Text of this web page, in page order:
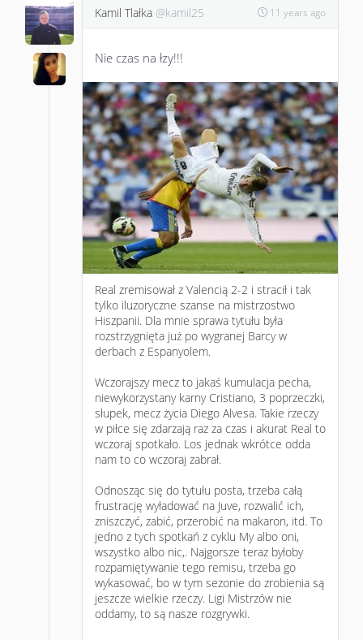
Kamil Tlałka @kamil25 11 years ago
Nie czas na łzy!!!
Real zremisował z Valencią 2-2 i stracił i tak
tylko iluzoryczne szanse na mistrzostwo
Hiszpanii. Dla mnie sprawa tytułu była
rozstrzygnięta już po wygranej Barcy w
derbach z Espanyolem.
Wczorajszy mecz to jakaś kumulacja pecha,
niewykorzystany karny Cristiano, 3 poprzeczki,
słupek, mecz życia Diego Alvesa. Takie rzeczy
w piłce się zdarzają raz za czas i akurat Real to
wczoraj spotkało. Los jednak wkrótce odda
nam to co wczoraj zabrał.
Odnosząc się do tytułu posta, trzeba całą
frustrację wyładować na Juve, rozwalić ich,
zniszczyć, zabić, przerobić na makaron, itd. To
jedno z tych spotkań z cyklu My albo oni,
wszystko albo nic,. Najgorsze teraz byłoby
rozpamiętywanie tego remisu, trzeba go
wykasować, bo w tym sezonie do zrobienia są
jeszcze wielkie rzeczy. Ligi Mistrzów nie
oddamy, to są nasze rozgrywki.